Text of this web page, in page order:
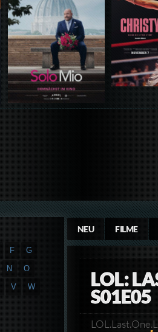
NEU FILME
LOL:
S01E05
F
G
N
O
V
W